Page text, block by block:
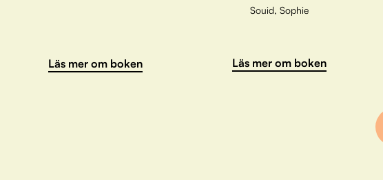
Läs mer om boken
Souid, Sophie
Läs mer om boken